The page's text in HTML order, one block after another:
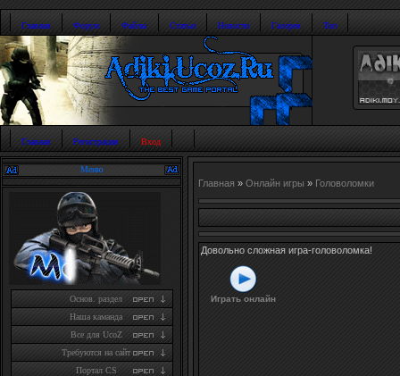
Главная Форум Файлы Статьи Новости Галерея Топ
Главная Регистрация Вход
Меню
Основ. раздел
Наша каманда
Все для UcoZ
Требуются на сайт
Портал CS
Главная » Онлайн игры » Головоломки
Довольно сложная игра-головоломка!
Играть онлайн